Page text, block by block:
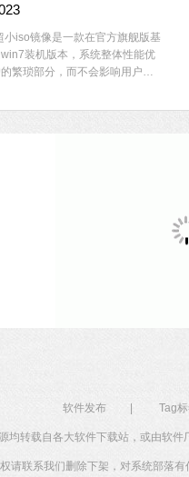
iso镜像是一款在官方旗舰版基
装机版本，系统整体性能优
繁琐部分，而不会影响用户的
软件发布 | Tag
均转载自各大软件下载站，或由软
请联系我们删除下架，对系统部落